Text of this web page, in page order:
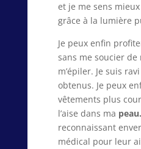
et je me sens
grâce à la lumière
Je peux enfin
sans me soucier de
m’épiler. Je suis
obtenus. Je peux
vêtements plus
l’aise dans ma peau.
reconnaissant
médical pour leur